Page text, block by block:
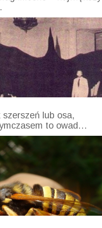
szerszeń lub osa,
to owad…